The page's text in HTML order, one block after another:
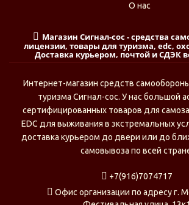
О нас
Магазин Сигнал-сос - средства
лицензии, товары для туризма, edc,
Доставка курьером, почтой и СДЭК
Интернет-магазин средств
туризма Сигнал-сос. У нас большой
сертифицированных товаров для
EDC для выживания в экстремальных
доставка курьером до двери или до
самовывоза по всей
+7(916)7074717
Офис организации по адресу г.